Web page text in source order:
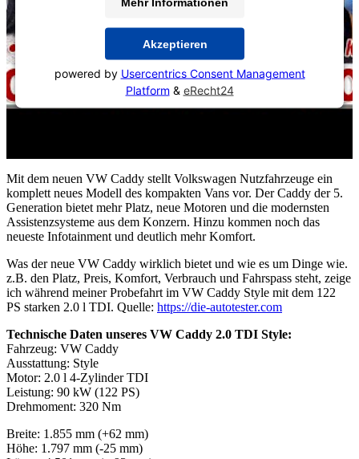
Akzeptieren
powered by Usercentrics Consent Management
Platform & eRecht24
Mit dem neuen VW Caddy stellt Volkswagen Nutzfahrzeuge ein
komplett neues Modell des kompakten Vans vor. Der Caddy der 5.
Generation bietet mehr Platz, neue Motoren und die modernsten
Assistenzsysteme aus dem Konzern. Hinzu kommen noch das
neueste Infotainment und deutlich mehr Komfort.
Was der neue VW Caddy wirklich bietet und wie es um Dinge wie.
z.B. den Platz, Preis, Komfort, Verbrauch und Fahrspass steht, zeige
ich während meiner Probefahrt im VW Caddy Style mit dem 122
PS starken 2.0 l TDI. Quelle: https://die-autotester.com
Technische Daten unseres VW Caddy 2.0 TDI Style:
Fahrzeug: VW Caddy
Ausstattung: Style
Motor: 2.0 l 4-Zylinder TDI
Leistung: 90 kW (122 PS)
Drehmoment: 320 Nm
Breite: 1.855 mm (+62 mm)
Höhe: 1.797 mm (-25 mm)